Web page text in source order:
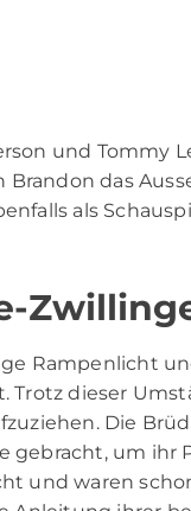
und Tommy
Brandon das
als
Rampenlicht
Trotz dieser
Die
um ihr
und waren